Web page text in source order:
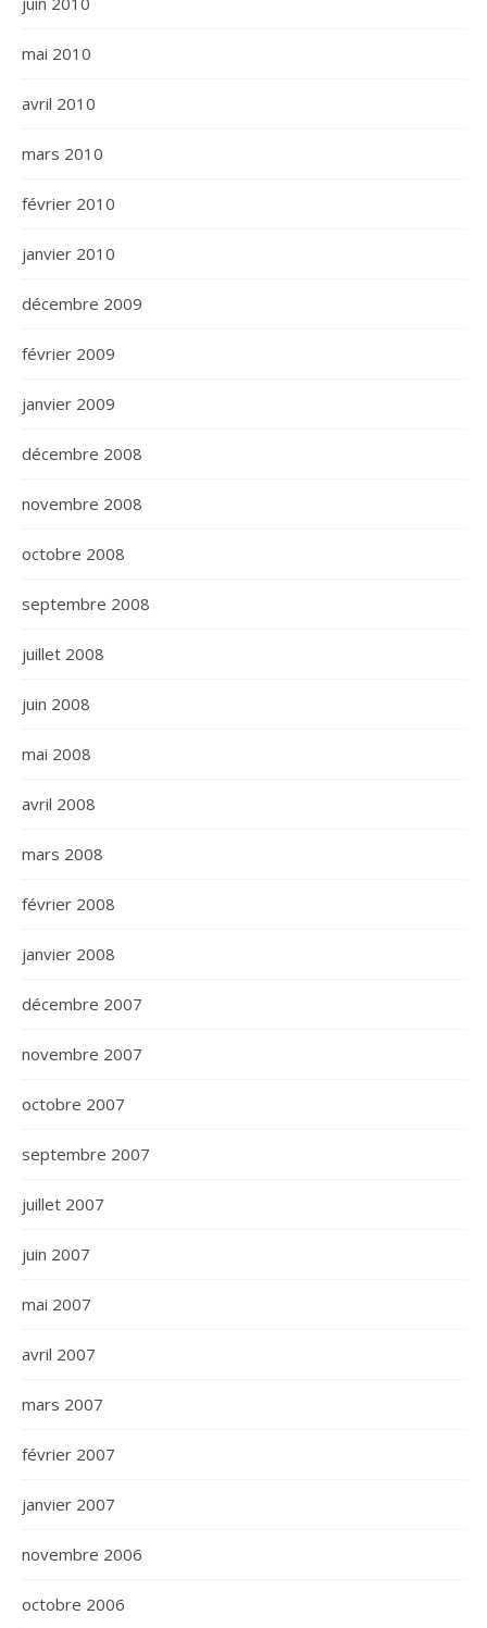
mai 2010
avril 2010
mars 2010
février 2010
janvier 2010
décembre 2009
février 2009
janvier 2009
décembre 2008
novembre 2008
octobre 2008
septembre 2008
juillet 2008
juin 2008
mai 2008
avril 2008
mars 2008
février 2008
janvier 2008
décembre 2007
novembre 2007
octobre 2007
septembre 2007
juillet 2007
juin 2007
mai 2007
avril 2007
mars 2007
février 2007
janvier 2007
novembre 2006
octobre 2006